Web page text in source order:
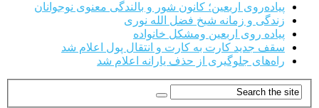
پیاده‌روی اربعین؛ کانون شور و بالندگی معنوی نوجوانان
زندگی و زمانه شیخ فضل الله نوری
پیاده روی اربعین ومشکل خانواده
سقف جدید کارت به کارت و انتقال پول اعلام شد
راه‌های جلوگیری از حذف یارانه اعلام شد